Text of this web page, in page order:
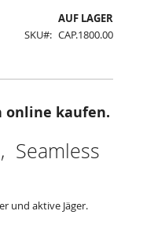
AUF LAGER
SKU
CAP.1800.00
online kaufen.
Seamless
und aktive Jäger.